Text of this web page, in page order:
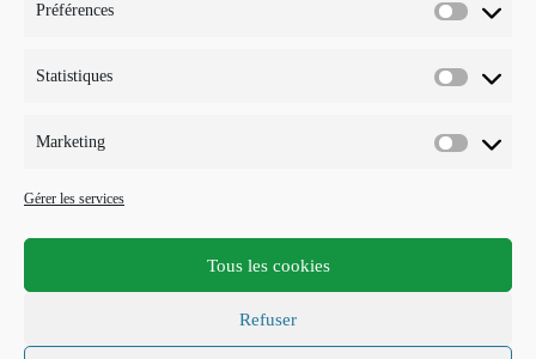
Préférences
Statistiques
Marketing
Gérer les services
Tous les cookies
Refuser
Mobile :
E-mail :
LETTRE D’INFORMATION
Accepter les termes RGPD